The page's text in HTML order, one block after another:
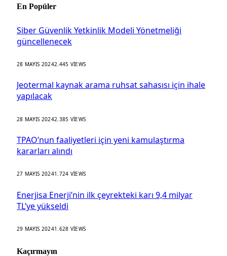
En Popüler
Siber Güvenlik Yetkinlik Modeli Yönetmeliği
güncellenecek
28 MAYIS 20242.445 VIEWS
Jeotermal kaynak arama ruhsat sahasısı için ihale
yapılacak
28 MAYIS 20242.385 VIEWS
TPAO’nun faaliyetleri için yeni kamulaştırma
kararları alındı
27 MAYIS 20241.724 VIEWS
Enerjisa Enerji’nin ilk çeyrekteki karı 9,4 milyar
TL’ye yükseldi
29 MAYIS 20241.628 VIEWS
Kaçırmayın